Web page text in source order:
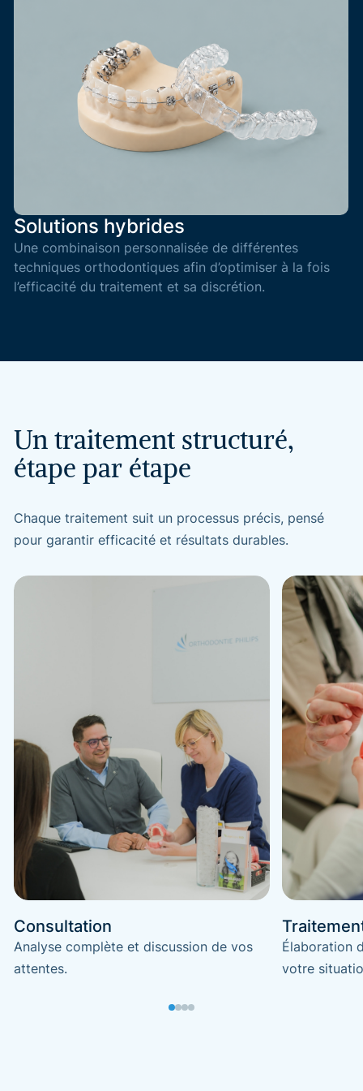
Solutions hybrides
Une combinaison personnalisée de différentes
techniques orthodontiques afin d’optimiser à la fois
l’efficacité du traitement et sa discrétion.
Un traitement structuré,
étape par étape
Chaque traitement suit un processus précis, pensé
pour garantir efficacité et résultats durables.
Consultation
Analyse complète et discussion de vos
attentes.
Élaboration
votre